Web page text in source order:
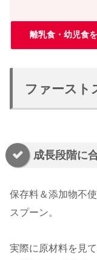
離乳食・幼児食
ファースト
成長段階に
保存料＆添加物不
スプーン。
実際に原材料を見